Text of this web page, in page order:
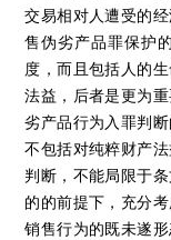
交易相对人遭受的
售伪劣产品罪保护
度，而且包括人的
法益，后者是更为
劣产品行为入罪判
不包括对纯粹财产
判断，不能局限于
的的前提下，充分
销售行为的既未遂